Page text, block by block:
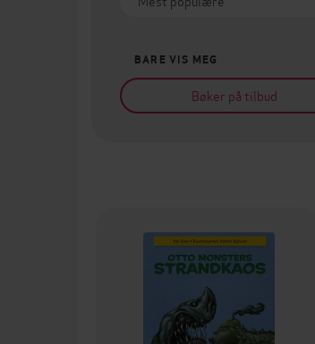
BARE VIS MEG
Bøker på tilbud